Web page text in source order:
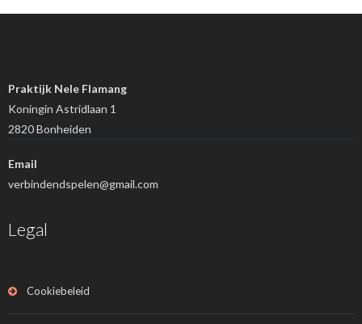
Praktijk Nele Flamang
Koningin Astridlaan 1
2820 Bonheiden
Email
verbindendspelen@gmail.com
Legal
Cookiebeleid